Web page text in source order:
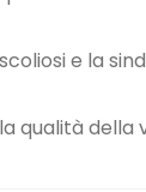
e la
qualità della